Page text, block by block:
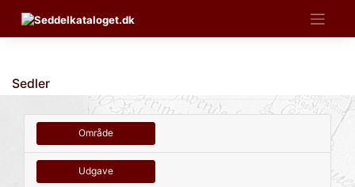
content
Sedler
Område
Udgave